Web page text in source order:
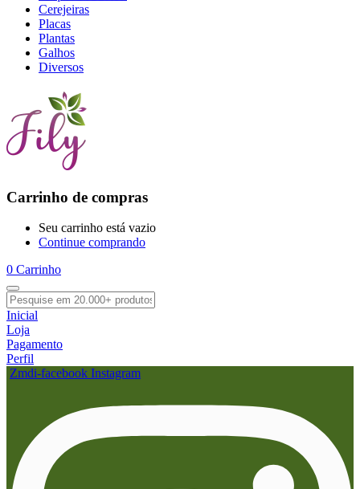
Cerejeiras
Placas
Plantas
Galhos
Diversos
Carrinho de compras
Seu carrinho está vazio
Continue comprando
0 Carrinho
Inicial
Loja
Pagamento
Perfil
Zmdi-facebook Instagram